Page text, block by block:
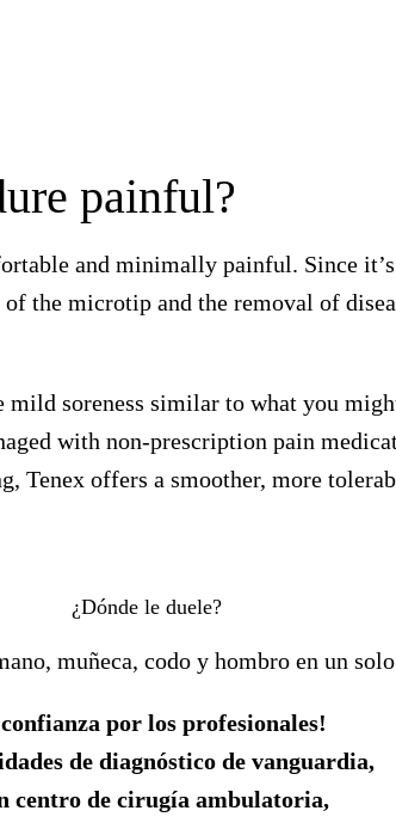
painful?
and minimally painful. Since
the microtip and the removal of
mild soreness similar to what you
with non-prescription pain
Tenex offers a smoother, more
¿Dónde le duele?
muñeca, codo y hombro en un
por los profesionales!
de diagnóstico de vanguardia,
centro de cirugía ambulatoria,